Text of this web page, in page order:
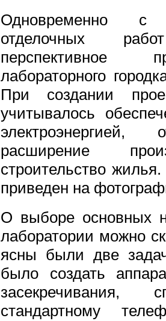
Одновременно с
отделочных
перспективное
лабораторного
При создании
учитывалось
электроэнергией,
расширение
строительство
приведен на
О выборе основных
лаборатории можно
ясны были две
было создать
засекречивания,
стандартному